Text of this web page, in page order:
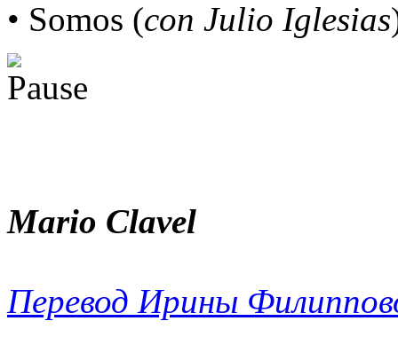
• Somos (con Julio Iglesias
Mario Clavel
Перевод Ирины